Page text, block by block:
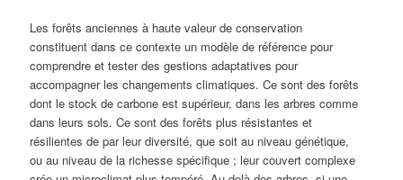
Les forêts anciennes à haute valeur de conservation
constituent dans ce contexte un modèle de référence pour
comprendre et tester des gestions adaptatives pour
accompagner les changements climatiques. Ce sont des forêts
dont le stock de carbone est supérieur, dans les arbres comme
dans leurs sols. Ce sont des forêts plus résistantes et
résilientes de par leur diversité, que soit au niveau génétique,
ou au niveau de la richesse spécifique ; leur couvert complexe